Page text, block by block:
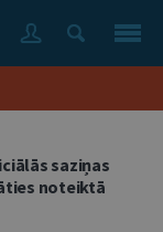
saziņas
noteiktā